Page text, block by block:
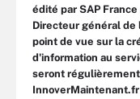
édité par SAP
Directeur général de
point de vue sur la
d'information au
seront